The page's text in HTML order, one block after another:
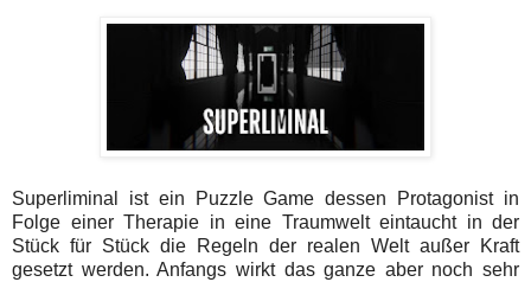
Superliminal ist ein Puzzle Game dessen Protagonist in
Folge einer Therapie in eine Traumwelt eintaucht in der
Stück für Stück die Regeln der realen Welt außer Kraft
gesetzt werden. Anfangs wirkt das ganze aber noch sehr